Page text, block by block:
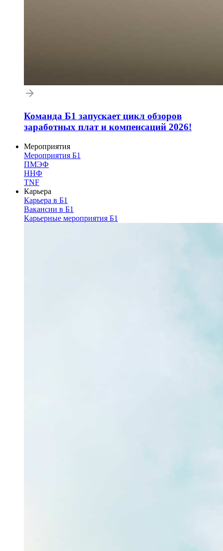
Команда Б1 запускает цикл обзоров
заработных плат и компенсаций 2026!
Мероприятия
Мероприятия Б1
ПМЭФ
ННФ
TNF
Карьера
Карьера в Б1
Вакансии в Б1
Карьерные мероприятия Б1